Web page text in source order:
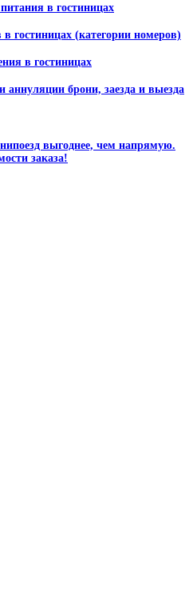
в гостиницах
гостиницах (категории номеров)
в гостиницах
брони, заезда и выезда
выгоднее, чем напрямую.
заказа!